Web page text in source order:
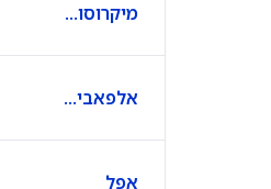
מיקרוסופט
אלפאבית A
אפל